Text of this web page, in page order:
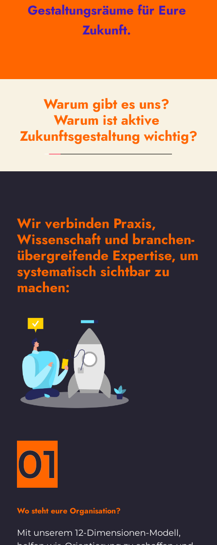
Gestaltungsräume für Eure
Zukunft.
Warum gibt es uns?
Warum ist aktive
Zukunftsgestaltung wichtig?
Wir verbinden Praxis,
Wissenschaft und branchen-
übergreifende Expertise, um
systematisch sichtbar zu
machen:
01
Wo steht eure Organisation?
Mit unserem 12-Dimensionen-Modell,